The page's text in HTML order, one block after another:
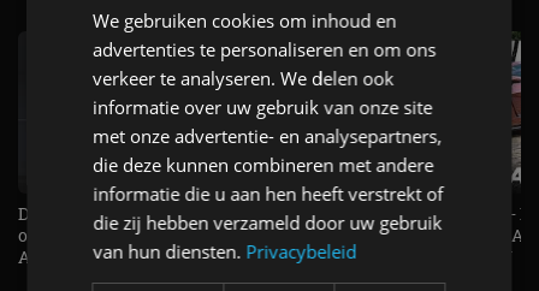
De Renault Twingo heeft een
opvallende snelheidsmeter! -
AutoRAI TV
De perfecte (gezins)taxi? -
ES500e (2026) - REVIEW -
UITGELEGD! - AutoRAI TV
We gebruiken cookies om inhoud en
advertenties te personaliseren en om ons
verkeer te analyseren. We delen ook
informatie over uw gebruik van onze site
met onze advertentie- en analysepartners,
die deze kunnen combineren met andere
informatie die u aan hen heeft verstrekt of
die zij hebben verzameld door uw gebruik
van hun diensten. Privacybeleid